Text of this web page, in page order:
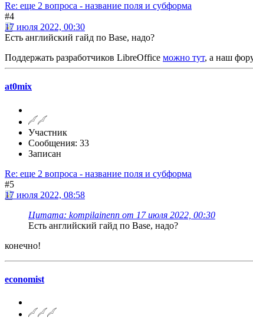
Re: еще 2 вопроса - название поля и субформа
#4
17 июля 2022, 00:30
Есть английский гайд по Base, надо?
Поддержать разработчиков LibreOffice можно тут, а наш
at0mix
Участник
Сообщения: 33
Записан
Re: еще 2 вопроса - название поля и субформа
#5
17 июля 2022, 08:58
Цитата: kompilainenn от 17 июля 2022, 00:30
Есть английский гайд по Base, надо?
конечно!
economist